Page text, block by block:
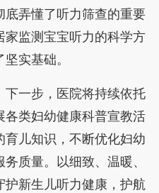
弄懂了听力筛查的重要
监测宝宝听力的科学方
实基础。
一步，医院将持续依托
类妇幼健康科普宣教活
儿知识，不断优化妇幼
质量。以细致、温暖、
新生儿听力健康，护航